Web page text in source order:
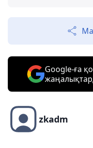
Google-ға
zkadm